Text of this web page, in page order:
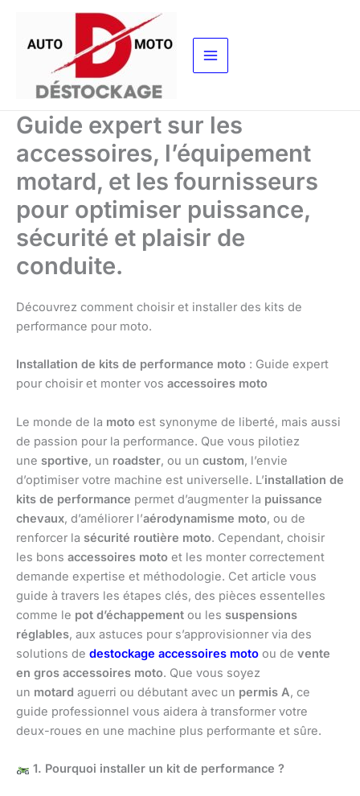
contenu
Guide expert sur les
accessoires, l’équipement
motard, et les fournisseurs
pour optimiser puissance,
sécurité et plaisir de
conduite.
Découvrez comment choisir et installer des kits de
performance pour moto.
Installation de kits de performance moto : Guide expert
pour choisir et monter vos accessoires moto
Le monde de la moto est synonyme de liberté, mais aussi
de passion pour la performance. Que vous pilotiez
une sportive, un roadster, ou un custom, l’envie
d’optimiser votre machine est universelle. L’installation de
kits de performance permet d’augmenter la puissance
chevaux, d’améliorer l’aérodynamisme moto, ou de
renforcer la sécurité routière moto. Cependant, choisir
les bons accessoires moto et les monter correctement
demande expertise et méthodologie. Cet article vous
guide à travers les étapes clés, des pièces essentelles
comme le pot d’échappement ou les suspensions
réglables, aux astuces pour s’approvisionner via des
solutions de destockage accessoires moto ou de vente
en gros accessoires moto. Que vous soyez
un motard aguerri ou débutant avec un permis A, ce
guide professionnel vous aidera à transformer votre
deux-roues en une machine plus performante et sûre.
1. Pourquoi installer un kit de performance ?